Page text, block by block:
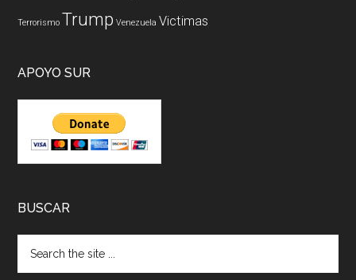
Terrorismo Trump Venezuela Victimas
APOYO SUR
BUSCAR